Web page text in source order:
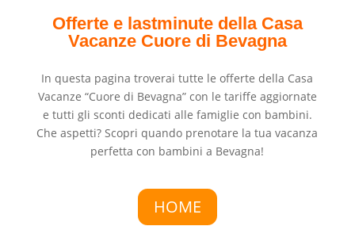
Offerte e lastminute della Casa
Vacanze Cuore di Bevagna
In questa pagina troverai tutte le offerte della Casa
Vacanze “Cuore di Bevagna” con le tariffe aggiornate
e tutti gli sconti dedicati alle famiglie con bambini.
Che aspetti? Scopri quando prenotare la tua vacanza
perfetta con bambini a Bevagna!
HOME